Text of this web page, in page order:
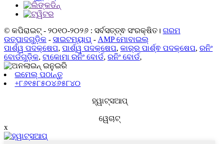
© କପିରାଇଟ୍ - ୨୦୧୦-୨୦୨୬ : ସର୍ବସତ୍ତ୍ଵ ସଂରକ୍ଷିତ। ଗରମ
ଉତ୍ପାଦଗୁଡ଼ିକ - ସାଇଟମ୍ୟାପ୍ - AMP ମୋବାଇଲ୍
ପାର୍ଶ୍ୱ ପଦକ୍ଷେପ, ପାର୍ଶ୍ୱ ପଦକ୍ଷେପ, କାର୍‌ର ପାର୍ଶ୍ଵ ପଦକ୍ଷେପ, ରନିଂ
ବୋର୍ଡଗୁଡ଼ିକ, ଟାକୋମା ରନିଂ ବୋର୍ଡ, ରନିଂ ବୋର୍ଡ,
ଇମେଲ୍ ପଠାନ୍ତୁ
+୮୬୧୫୮୫୦୪୬୫୮୪୦
ହ୍ୱାଟ୍ସଆପ୍
ୱେଚାଟ୍
x